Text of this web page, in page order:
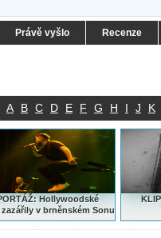
Právě vyšlo Recenze
A B C D E F G H I J K
Hollywoodské
v brněnském Sonu